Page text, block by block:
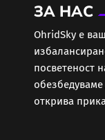
ЗА НАС
ОhridSky е
посветеност
открива